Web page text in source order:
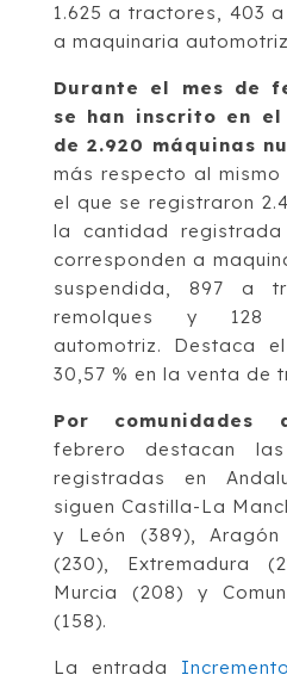
1.625 a tractores, 403
a maquinaria
Durante el mes de
se han inscrito en el
de 2.920 máquinas
más respecto al mismo
el que se registraron
la cantidad registrada
corresponden a
suspendida, 897 a
remolques y 128
automotriz. Destaca
30,57 % en la venta de
Por comunidades
febrero destacan
registradas en
siguen Castilla-La
y León (389), Aragón
(230), Extremadura
Murcia (208) y
(158).
La entrada